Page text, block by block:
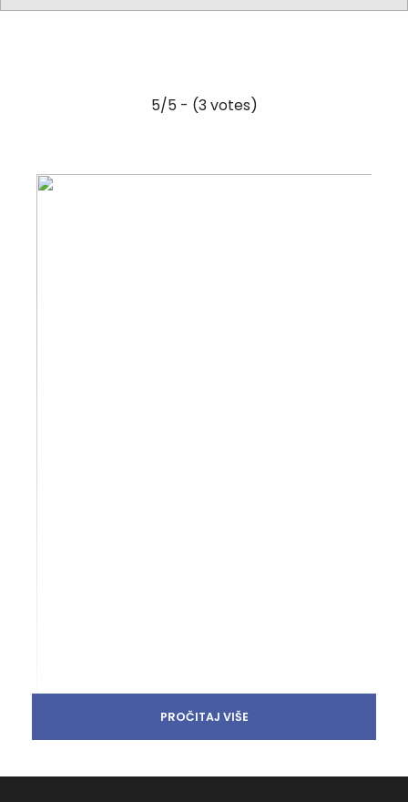
5/5 - (3 votes)
PROČITAJ VIŠE